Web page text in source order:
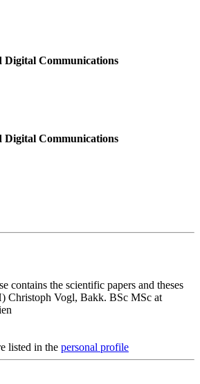
Digital Communications
Digital Communications
contains the scientific papers and theses
Christoph Vogl, Bakk. BSc MSc at
listed in the personal profile